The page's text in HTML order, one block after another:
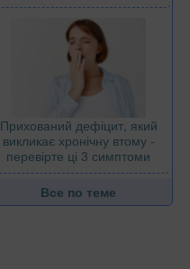
Прихований дефіцит, який
викликає хронічну втому -
перевірте ці 3 симптоми
Все по теме